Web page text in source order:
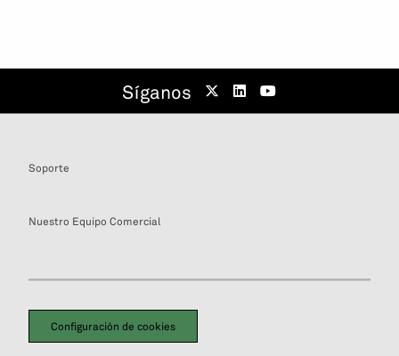
Síganos
Soporte
Nuestro Equipo Comercial
Configuración de cookies